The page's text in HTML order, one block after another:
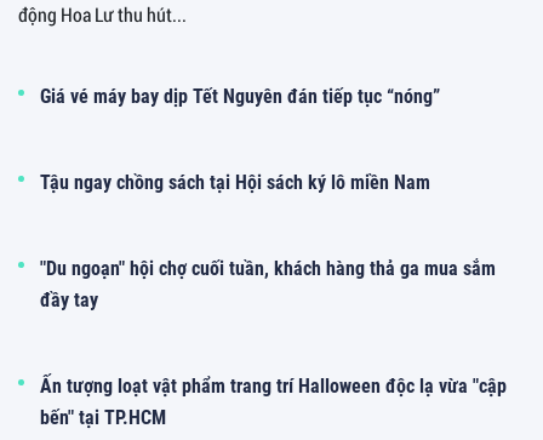
động Hoa Lư thu hút...
Giá vé máy bay dịp Tết Nguyên đán tiếp tục “nóng”
Tậu ngay chồng sách tại Hội sách ký lô miền Nam
"Du ngoạn" hội chợ cuối tuần, khách hàng thả ga mua sắm
đầy tay
Ấn tượng loạt vật phẩm trang trí Halloween độc lạ vừa "cập
bến" tại TP.HCM